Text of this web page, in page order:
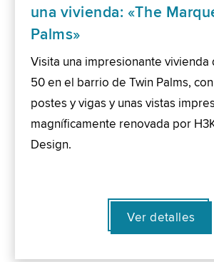
una vivienda: «The
Palms»
Visita una impresionante vivienda
50 en el barrio de Twin Palms,
postes y vigas y unas vistas
magníficamente renovada por
Design.
Ver detalles